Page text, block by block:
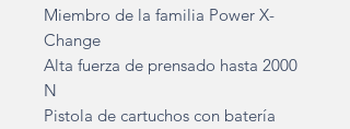
Miembro de la familia Power X-
Change
Alta fuerza de prensado hasta 2000
N
Pistola de cartuchos con batería